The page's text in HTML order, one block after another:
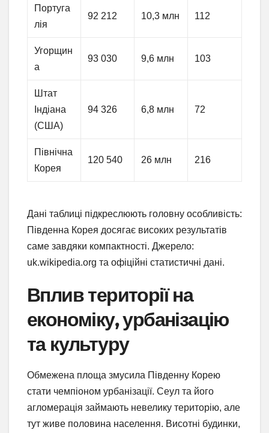
Португа
лія
92 212 10,3 млн 112
Угорщин
а
93 030 9,6 млн 103
Штат
Індіана
(США)
94 326 6,8 млн 72
Північна
Корея
120 540 26 млн 216
Дані таблиці підкреслюють головну особливість:
Південна Корея досягає високих результатів
саме завдяки компактності. Джерело:
uk.wikipedia.org та офіційні статистичні дані.
Вплив території на
економіку, урбанізацію
та культуру
Обмежена площа змусила Південну Корею
стати чемпіоном урбанізації. Сеул та його
агломерація займають невелику територію, але
тут живе половина населення. Висотні будинки,